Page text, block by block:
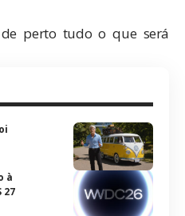
perto tudo o que será
à
27